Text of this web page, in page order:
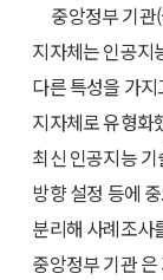
중앙정부 기관
지자체는 인공지
다른 특성을 가
지자체로 유형화
최신 인공지능
방향 설정 등에
분리해 사례조사
중앙정부 기관